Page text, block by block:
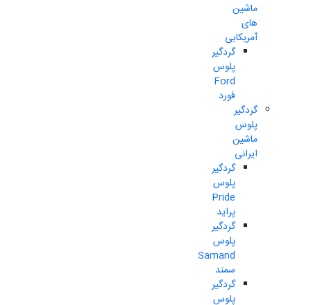
ماشین
های
آمریکایی
گردگیر
پلوس
Ford
فورد
گردگیر
پلوس
ماشین
ایرانی
گردگیر
پلوس
Pride
پراید
گردگیر
پلوس
Samand
سمند
گردگیر
پلوس